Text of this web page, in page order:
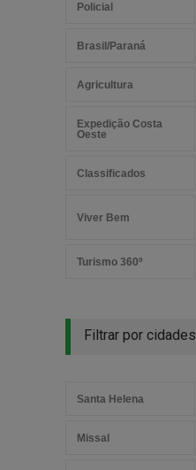
Policial
Brasil/Paraná
Agricultura
Expedição Costa
Oeste
Classificados
Viver Bem
Turismo 360º
Filtrar por cidades
Santa Helena
Missal